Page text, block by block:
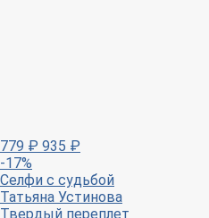
779 ₽ 935 ₽
-17%
Селфи с судьбой
Татьяна Устинова
Твердый переплет